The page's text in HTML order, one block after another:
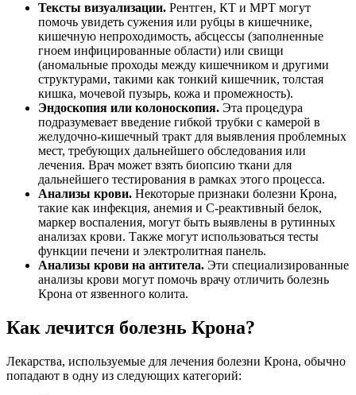
Тексты визуализации. Рентген, КТ и МРТ могут
помочь увидеть сужения или рубцы в кишечнике,
кишечную непроходимость, абсцессы (заполненные
гноем инфицированные области) или свищи
(аномальные проходы между кишечником и другими
структурами, такими как тонкий кишечник, толстая
кишка, мочевой пузырь, кожа и промежность).
Эндоскопия или колоноскопия. Эта процедура
подразумевает введение гибкой трубки с камерой в
желудочно-кишечный тракт для выявления проблемных
мест, требующих дальнейшего обследования или
лечения. Врач может взять биопсию ткани для
дальнейшего тестирования в рамках этого процесса.
Анализы крови. Некоторые признаки болезни Крона,
такие как инфекция, анемия и С-реактивный белок,
маркер воспаления, могут быть выявлены в рутинных
анализах крови. Также могут использоваться тесты
функции печени и электролитная панель.
Анализы крови на антитела. Эти специализированные
анализы крови могут помочь врачу отличить болезнь
Крона от язвенного колита.
Как лечится болезнь Крона?
Лекарства, используемые для лечения болезни Крона, обычно
попадают в одну из следующих категорий: